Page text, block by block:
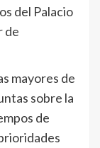
del Palacio
de
mayores de
sobre la
de